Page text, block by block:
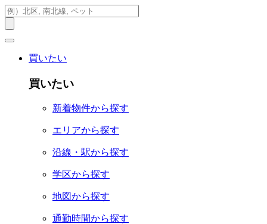
買いたい
買いたい
新着物件から探す
エリアから探す
沿線・駅から探す
学区から探す
地図から探す
通勤時間から探す